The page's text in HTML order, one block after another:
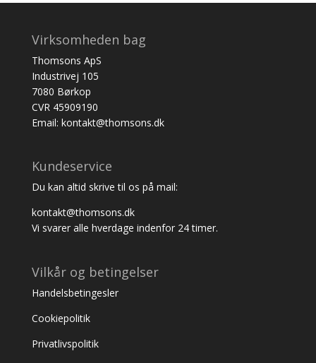
Virksomheden bag
Thomsons ApS
Industrivej 105
7080 Børkop
CVR 45909190
Email: kontakt@thomsons.dk
Kundeservice
Du kan altid skrive til os på mail:
kontakt@thomsons.dk
Vi svarer alle hverdage indenfor 24 timer.
Vilkår og betingelser
Handelsbetingesler
Cookiepolitik
Privatlivspolitik